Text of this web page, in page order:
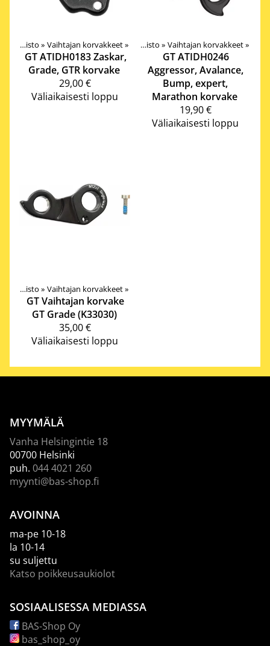
Vetokoneisto ‪» Vaihtajan korvakkeet‪»
GT ATIDH0183 Zaskar,
Grade, GTR korvake
29,00 €
Väliaikaisesti loppu
Tuotteet‪»Komponentit‪» Vetokoneisto ‪» Vaihtajan korvakkeet‪»
GTATIDH0246
Aggressor, Avalance,
Bump, expert,
Marathon korvake
19,90 €
Väliaikaisesti loppu
Vetokoneisto ‪» Vaihtajan korvakkeet‪»
GTVaihtajan korvake
GT Grade (K33030)
35,00 €
Väliaikaisesti loppu
MYYMÄLÄ
Vanha Helsingintie 18
00700 Helsinki
puh. 044 4021 260
myynti@bas-shop.fi
AVOINNA
ma-pe 10-18
la 10-14
su suljettu
Katso poikkeusaukiolot
SOSIAALISESSA MEDIASSA
BAS-Shop Oy
bas_shop_oy